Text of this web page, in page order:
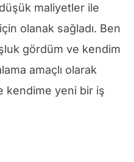
maliyetler ile
olanak sağladı. Ben
gördüm ve kendim
amaçlı olarak
kendime yeni bir iş